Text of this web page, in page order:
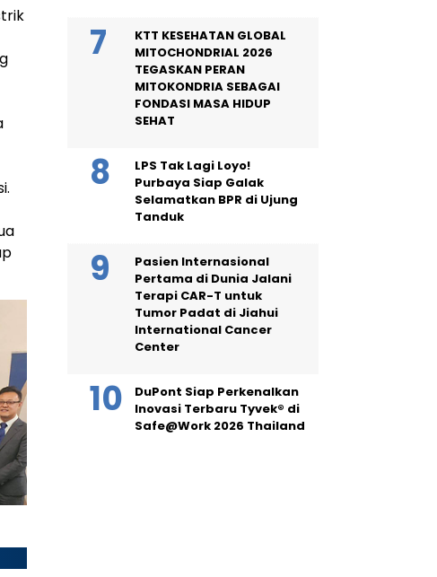
KTT KESEHATAN GLOBAL
MITOCHONDRIAL 2026
TEGASKAN PERAN
MITOKONDRIA SEBAGAI
FONDASI MASA HIDUP
SEHAT
LPS Tak Lagi Loyo!
Purbaya Siap Galak
Selamatkan BPR di Ujung
Tanduk
Pasien Internasional
Pertama di Dunia Jalani
Terapi CAR-T untuk
Tumor Padat di Jiahui
International Cancer
Center
DuPont Siap Perkenalkan
Inovasi Terbaru Tyvek® di
Safe@Work 2026 Thailand